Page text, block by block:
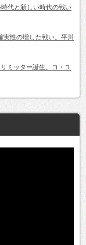
代と新しい時代の戦い
性の増した戦い。平川
ミッター誕生。コ・ユ